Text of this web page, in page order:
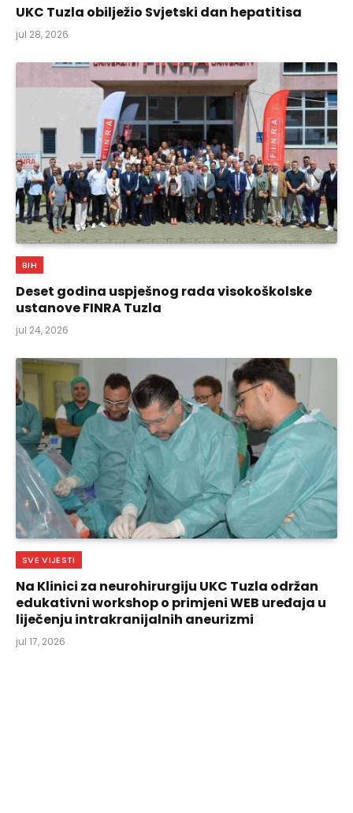
UKC Tuzla obilježio Svjetski dan hepatitisa
jul 28, 2026
BIH
Deset godina uspješnog rada visokoškolske
ustanove FINRA Tuzla
jul 24, 2026
SVE VIJESTI
Na Klinici za neurohirurgiju UKC Tuzla održan
edukativni workshop o primjeni WEB uređaja u
liječenju intrakranijalnih aneurizmi
jul 17, 2026